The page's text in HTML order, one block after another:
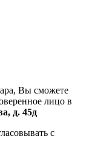
Вы сможете
лицо в
д. 45д
с